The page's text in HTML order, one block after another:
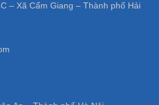
– Xã Cẩm Giang – Thành phố Hải